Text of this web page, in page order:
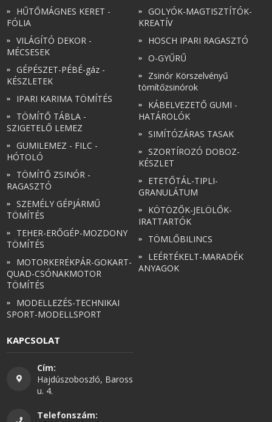
HŰTŐMÁGNES KERET -
FÓLIA
VILÁGÍTÓ DEKOR -
MÉCSESEK
GÉPÉSZET-PÉBÉ-gáz -
KÉSZLETEK
IPARI KARIMA TÖMÍTÉS
TÖMÍTŐ TÁBLA -
SZIGETELŐ LEMEZ
GUMILEMEZ - FILC -
HÓTOLÓ
TÖMÍTŐ ZSINÓR -
RAGASZTÓ
SZEMÉLY GÉPJÁRMŰ
TÖMÍTÉS
TEHER-ERŐGÉP-MOZDONY
TÖMÍTÉS
MOTORKERÉKPÁR-GOKART-
QUAD-CSÓNAKMOTOR
TÖMÍTÉS
MODELLEZÉS-TECHNIKAI
SPORT-MODELLSPORT
GOLYÓK-MAGTISZTÍTÓK-
KREATÍV
HOSCH IPARI RAGASZTÓ
O-GYŰRŰ
Zsinór Körszelvényű
tömítőzsinórok
KÁBELVEZETŐ GUMI -
HATÁROLÓK
SIMÍTÓZÁRAS TASAK
SZORTÍROZÓ DOBOZ-
KÉSZLET
ETETŐTÁL-TIPLI-
GRANULÁTUM
KÖTÖZŐK-JELÖLŐK-
IRATTARTÓK
TÖMLŐBILINCS
LEÉRTÉKELT-MARADÉK
ANYAGOK
KAPCSOLAT
Cím:
Hajdúszoboszló, Baross
u. 4.
Telefonszám: